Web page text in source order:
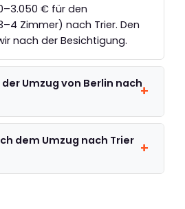
€ für den
Zimmer) nach Trier. Den
nach der Besichtigung.
Umzug von Berlin nach
dem Umzug nach Trier